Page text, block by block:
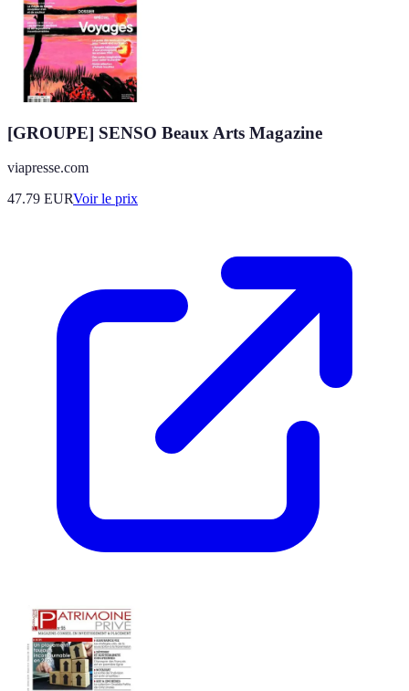
[GROUPE] SENSO Beaux Arts Magazine
viapresse.com
47.79 EURVoir le prix